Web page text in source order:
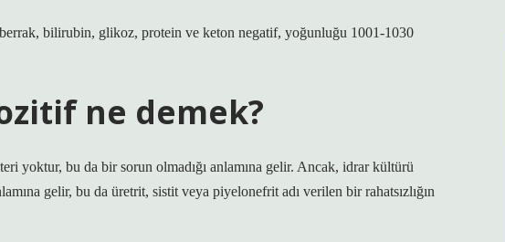
berrak, bilirubin, glikoz, protein ve keton negatif, yoğunluğu 1001-1030
ne demek?
yoktur, bu da bir sorun olmadığı anlamına gelir. Ancak, idrar kültürü
gelir, bu da üretrit, sistit veya piyelonefrit adı verilen bir rahatsızlığın